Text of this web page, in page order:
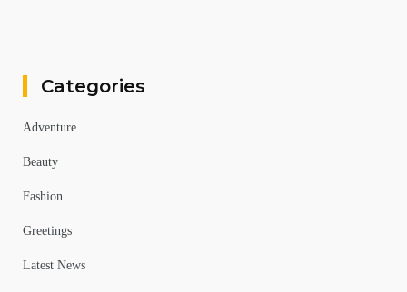
Categories
Adventure
Beauty
Fashion
Greetings
Latest News